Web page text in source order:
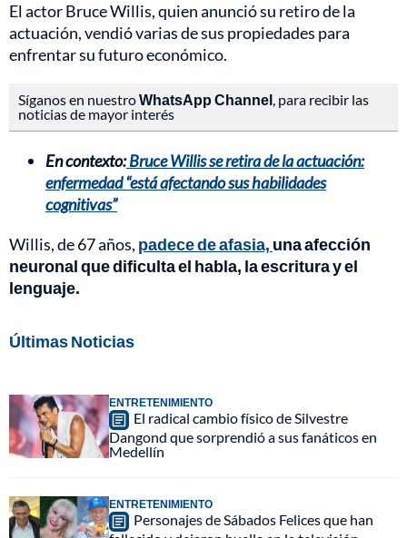
El actor Bruce Willis, quien anunció su retiro de la
actuación, vendió varias de sus propiedades para
enfrentar su futuro económico.
Síganos en nuestroWhatsApp Channel, para recibir las
noticias de mayor interés
En contexto:Bruce Willis se retira de la actuación:
enfermedad “está afectando sus habilidades
cognitivas”
Willis, de 67 años, padece de afasia, una afección
neuronal que dificulta el habla, la escritura y el
lenguaje.
Últimas Noticias
ENTRETENIMIENTO
El radical cambio físico de Silvestre
Dangond que sorprendió a sus fanáticos en
Medellín
ENTRETENIMIENTO
Personajes de Sábados Felices que han